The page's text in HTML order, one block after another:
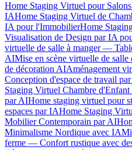
Home Staging Virtuel pour
IAHome Staging Virtuel de
IA pour l'ImmobilierHome
Visualisation de Design par IA
virtuelle de salle à manger —
AIMise en scène virtuelle de
de décoration AIAménagement
Conception d'espace de travail
Staging Virtuel Chambre
par AIHome staging virtuel pour
espaces par IAHome Staging
Mobilier Contemporain par AI
Minimalisme Nordique avec IA
ferme — Confort rustique avec